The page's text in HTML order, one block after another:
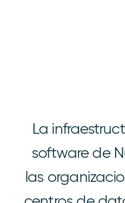
La
software de
las